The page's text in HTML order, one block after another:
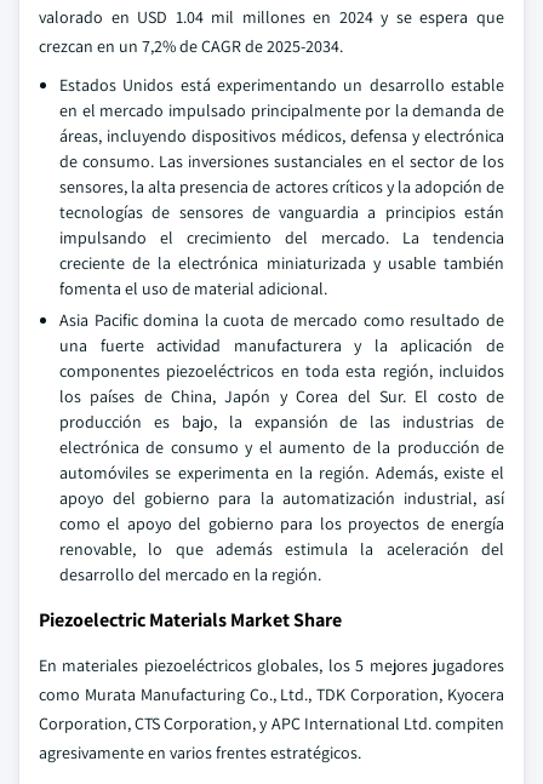
valorado en USD 1.04 mil millones en 2024 y se espera que
crezcan en un 7,2% de CAGR de 2025-2034.
Estados Unidos está experimentando un desarrollo estable
en el mercado impulsado principalmente por la demanda de
áreas, incluyendo dispositivos médicos, defensa y electrónica
de consumo. Las inversiones sustanciales en el sector de los
sensores, la alta presencia de actores críticos y la adopción de
tecnologías de sensores de vanguardia a principios están
impulsando el crecimiento del mercado. La tendencia
creciente de la electrónica miniaturizada y usable también
fomenta el uso de material adicional.
Asia Pacific domina la cuota de mercado como resultado de
una fuerte actividad manufacturera y la aplicación de
componentes piezoeléctricos en toda esta región, incluidos
los países de China, Japón y Corea del Sur. El costo de
producción es bajo, la expansión de las industrias de
electrónica de consumo y el aumento de la producción de
automóviles se experimenta en la región. Además, existe el
apoyo del gobierno para la automatización industrial, así
como el apoyo del gobierno para los proyectos de energía
renovable, lo que además estimula la aceleración del
desarrollo del mercado en la región.
Piezoelectric Materials Market Share
En materiales piezoeléctricos globales, los 5 mejores jugadores
como Murata Manufacturing Co., Ltd., TDK Corporation, Kyocera
Corporation, CTS Corporation, y APC International Ltd. compiten
agresivamente en varios frentes estratégicos.